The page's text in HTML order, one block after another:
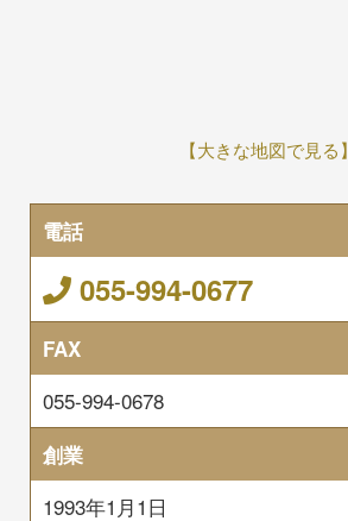
【大きな地図で見る】
電話
055-994-0677
FAX
055-994-0678
創業
1993年1月1日